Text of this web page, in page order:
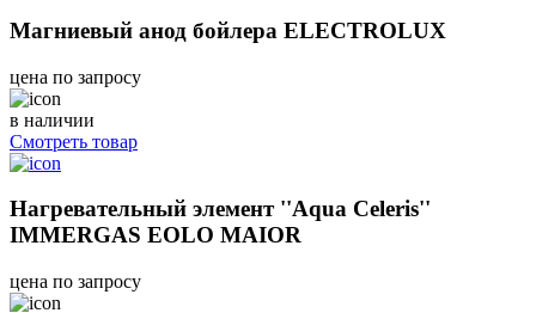
Магниевый анод бойлера ELECTROLUX
цена по запросу
в наличии
Смотреть товар
Нагревательный элемент ''Aqua Celeris''
IMMERGAS EOLO MAIOR
цена по запросу